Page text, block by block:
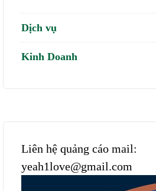
Dịch vụ
Kinh Doanh
Liên hệ quảng cáo mail:
yeah1love@gmail.com